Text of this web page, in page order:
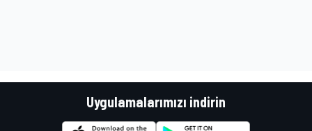
Uygulamalarımızı indirin